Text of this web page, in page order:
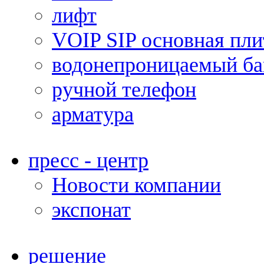
лифт
VOIP SIP основная
водонепроницаемый
ручной телефон
арматура
пресс - центр
Новости компании
экспонат
решение